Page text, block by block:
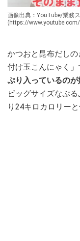
画像出典：YouTube/業務
(https://
かつおと昆布だし
付け玉こんにゃく」
ぷり入っているのが
ビッグサイズなぷ
り24キロカロリー